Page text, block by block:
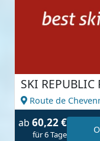
SKI REPUBLIC
Route de
ab 60,22 €
für 6 Tage